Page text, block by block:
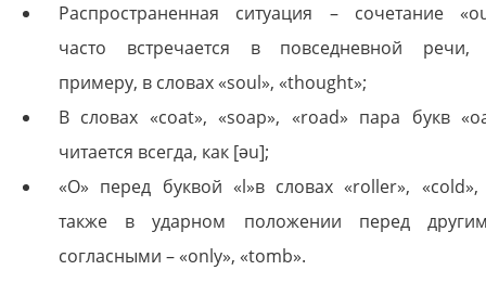
Распространенная ситуация – сочетание
часто встречается в повседневной речи,
примеру, в словах «soul», «thought»;
В словах «coat», «soap», «road» пара букв
читается всегда, как [əu];
«O» перед буквой «l»в словах «roller»,
также в ударном положении перед
согласными – «only», «tomb».